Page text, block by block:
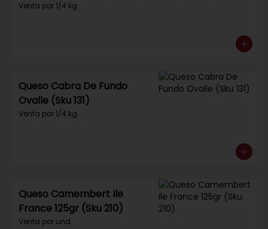
Venta por 1/4 kg.
Queso Cabra De Fundo
Ovalle (Sku 131)
Venta por 1/4 kg.
Queso Camembert Ile
France 125gr (Sku 210)
Venta por und.